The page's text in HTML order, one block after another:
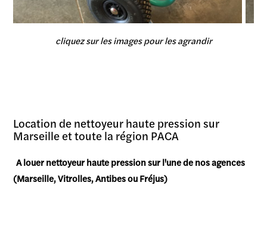
cliquez sur les images pour les agrandir
Location de nettoyeur haute pression sur
Marseille et toute la région PACA
A louer nettoyeur haute pression sur l'une de nos agences
(Marseille, Vitrolles, Antibes ou Fréjus)